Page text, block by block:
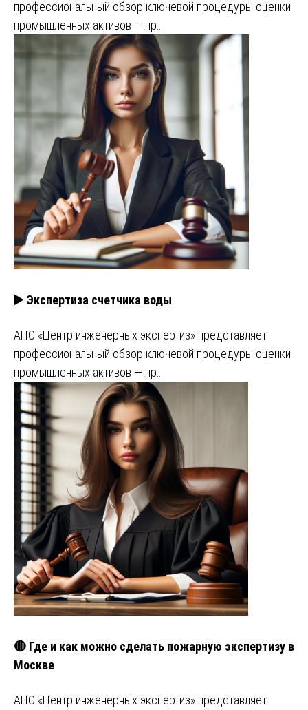
профессиональный обзор ключевой процедуры оценки
промышленных активов — пр…
▶️ Экспертиза счетчика воды
АНО «Центр инженерных экспертиз» представляет
профессиональный обзор ключевой процедуры оценки
промышленных активов — пр…
🔴 Где и как можно сделать пожарную экспертизу в
Москве
АНО «Центр инженерных экспертиз» представляет